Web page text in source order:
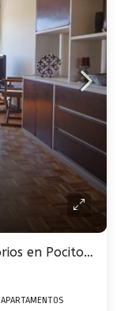
Venta Apartamento 3 dormitorios en Pocitos con Garaje
APARTAMENTOS